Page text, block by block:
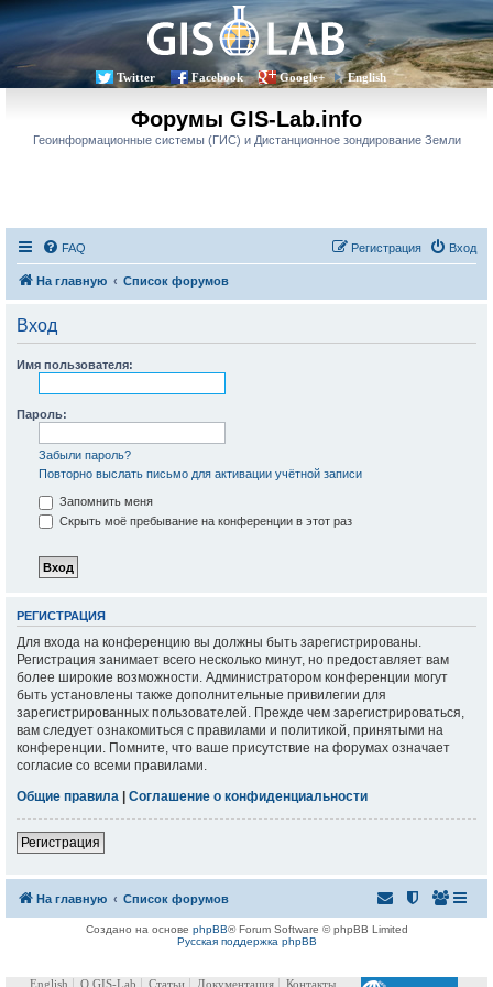
Twitter Facebook Google+ English
Форумы GIS-Lab.info
Геоинформационные системы (ГИС) и Дистанционное зондирование Земли
FAQ Вход
Регистрация
На главную Список форумов
Вход
Имя пользователя:
Пароль:
Забыли пароль?
Повторно выслать письмо для активации учётной записи
Запомнить меня
Скрыть моё пребывание на конференции в этот раз
РЕГИСТРАЦИЯ
Для входа на конференцию вы должны быть зарегистрированы.
Регистрация занимает всего несколько минут, но предоставляет вам
более широкие возможности. Администратором конференции могут
быть установлены также дополнительные привилегии для
зарегистрированных пользователей. Прежде чем зарегистрироваться,
вам следует ознакомиться с правилами и политикой, принятыми на
конференции. Помните, что ваше присутствие на форумах означает
согласие со всеми правилами.
Общие правила | Соглашение о конфиденциальности
Регистрация
На главную Список форумов
Создано на основе phpBB® Forum Software © phpBB Limited
Русская поддержка phpBB
English О GIS-Lab Статьи Документация Контакты